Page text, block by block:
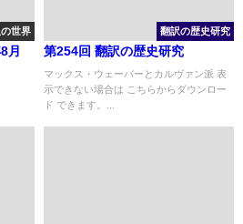
世界
月
翻訳の歴史研究
第254回 翻訳の歴史研究
マックス・ウェーバーとカルヴァン派 表
示できない場合は こちらからダウンロー
ド できます。...